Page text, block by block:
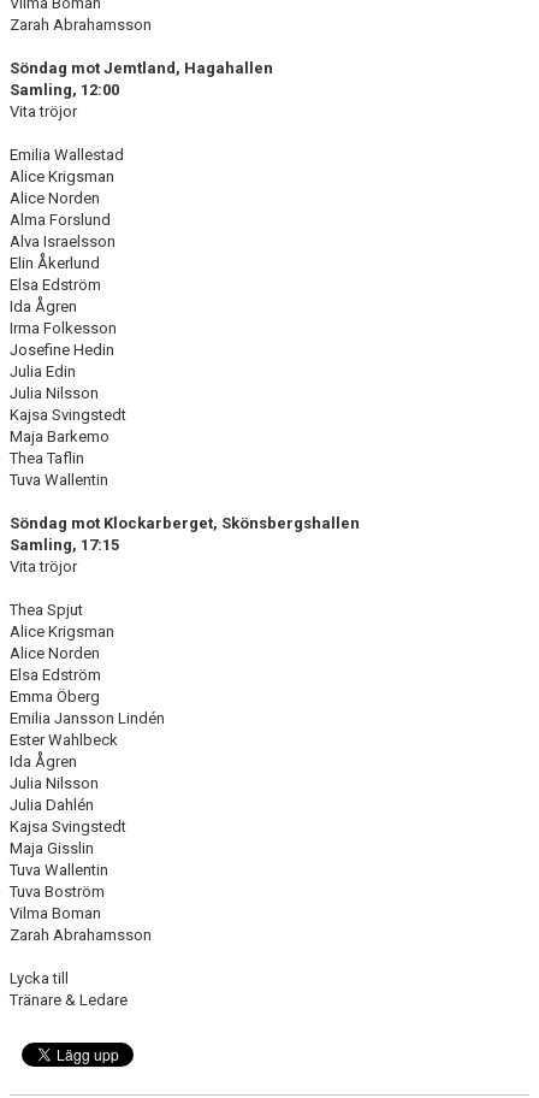
Zarah Abrahamsson
Söndag mot Jemtland, Hagahallen
Samling, 12:00
Vita tröjor
Emilia Wallestad
Alice Krigsman
Alice Norden
Alma Forslund
Alva Israelsson
Elin Åkerlund
Elsa Edström
Ida Ågren
Irma Folkesson
Josefine Hedin
Julia Edin
Julia Nilsson
Kajsa Svingstedt
Maja Barkemo
Thea Taflin
Tuva Wallentin
Söndag mot Klockarberget, Skönsbergshallen
Samling, 17:15
Vita tröjor
Thea Spjut
Alice Krigsman
Alice Norden
Elsa Edström
Emma Öberg
Emilia Jansson Lindén
Ester Wahlbeck
Ida Ågren
Julia Nilsson
Julia Dahlén
Kajsa Svingstedt
Maja Gisslin
Tuva Wallentin
Tuva Boström
Vilma Boman
Zarah Abrahamsson
Lycka till
Tränare & Ledare